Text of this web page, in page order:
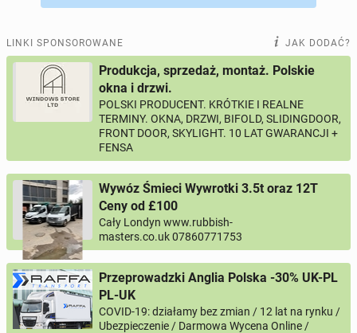
LINKI SPONSOROWANE JAK DODAĆ?
Produkcja, sprzedaż, montaż. Polskie
okna i drzwi.
POLSKI PRODUCENT. KRÓTKIE I REALNE
TERMINY. OKNA, DRZWI, BIFOLD, SLIDINGDOOR,
FRONT DOOR, SKYLIGHT. 10 LAT GWARANCJI +
FENSA
Wywóz Śmieci Wywrotki 3.5t oraz 12T
Ceny od £100
Cały Londyn www.rubbish-
masters.co.uk 07860771753
Przeprowadzki Anglia Polska -30% UK-PL
PL-UK
COVID-19: działamy bez zmian / 12 lat na rynku /
Ubezpieczenie / Darmowa Wycena Online /